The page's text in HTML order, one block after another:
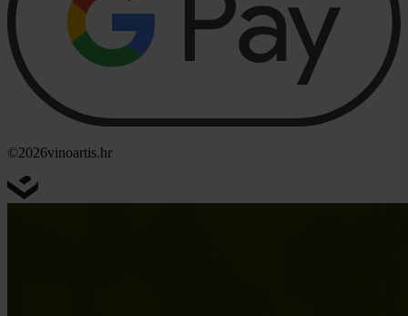
©2026vinoartis.hr